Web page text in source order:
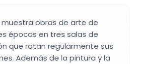
muestra obras de arte de
épocas en tres salas de
que rotan regularmente sus
Además de la pintura y la